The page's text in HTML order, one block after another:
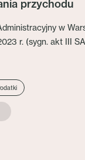
przychodu
w
r. (sygn. akt III